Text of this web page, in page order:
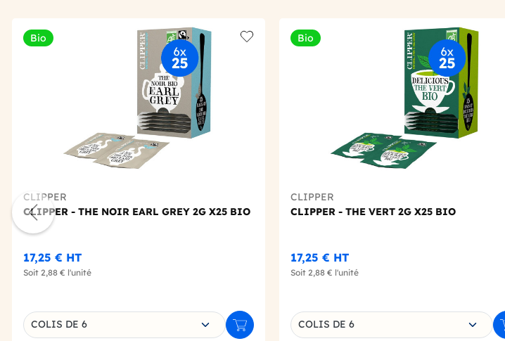
Bio
Add to wishlist
CLIPPER
CLIPPER - THE NOIR EARL GREY 2G X25 BIO
17,25 € HT
Soit 2,88 € l'unité
Choisissez une déclinaison
COLIS DE 6 Ajouter au panier
Bio
CLIPPER
CLIPPER - THE VERT 2G X25 BIO
17,25 € HT
Soit 2,88 € l'unité
Choisissez une déclinaison
COLIS DE 6